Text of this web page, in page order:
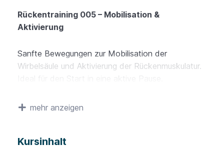
Rückentraining 005 – Mobilisation &
Aktivierung
Sanfte Bewegungen zur Mobilisation der
Wirbelsäule und Aktivierung der Rückenmuskulatur.
Rückentraining 006 – Kräftigung der
Gezielte Übungen zur Stärkung der Bauch- und
mehr anzeigen
Kursinhalt